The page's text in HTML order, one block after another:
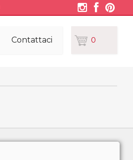
Contattaci 0